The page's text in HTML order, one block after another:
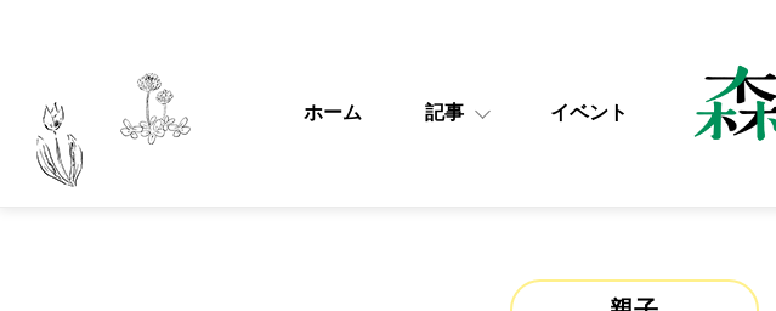
ホーム 記事 イベント